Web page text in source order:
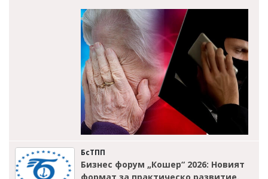
БсТПП
Бизнес форум „Кошер“ 2026: Новият